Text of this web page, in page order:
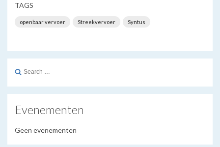
TAGS
openbaar vervoer Streekvervoer Syntus
Search
Evenementen
Geen evenementen